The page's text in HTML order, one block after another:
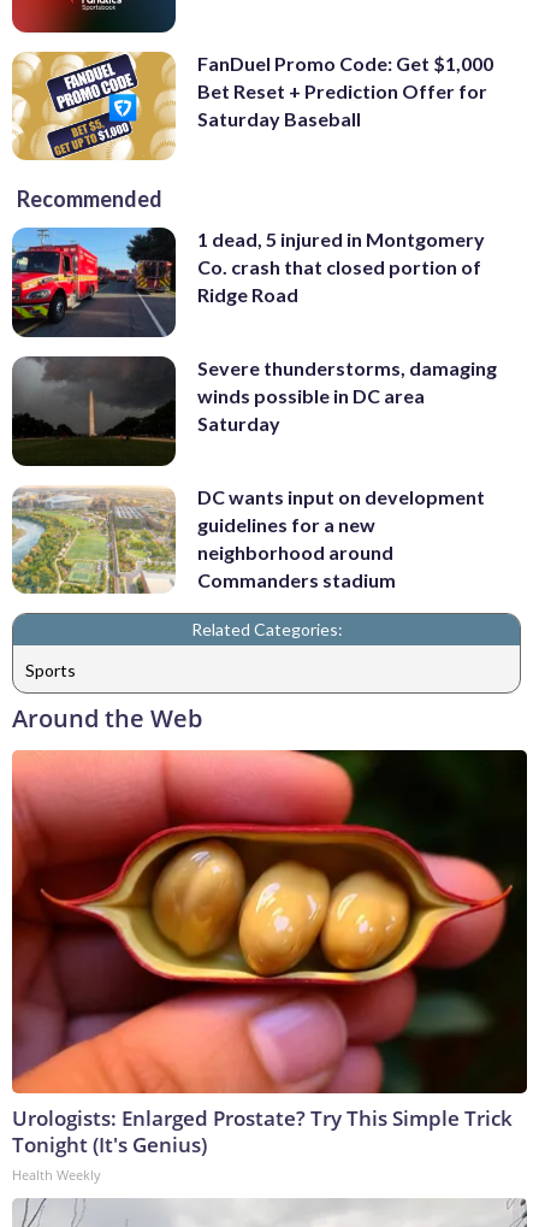
FanDuel Promo Code: Get $1,000
Bet Reset + Prediction Offer for
Saturday Baseball
Recommended
1 dead, 5 injured in Montgomery
Co. crash that closed portion of
Ridge Road
Severe thunderstorms, damaging
winds possible in DC area
Saturday
DC wants input on development
guidelines for a new
neighborhood around
Commanders stadium
Related Categories:
Sports
Around the Web
Urologists: Enlarged Prostate? Try This Simple Trick
Tonight (It's Genius)
Health Weekly